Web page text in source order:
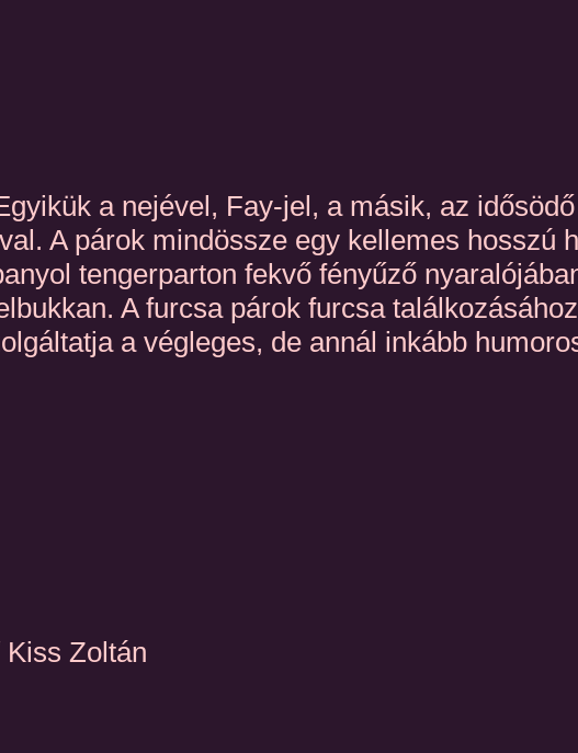
a nejével, Fay-jel, a másik, az
A párok mindössze egy kellemes hosszú
tengerparton fekvő fényűző
A furcsa párok furcsa
a végleges, de annál inkább
Zoltán